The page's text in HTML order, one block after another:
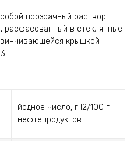
прозрачный раствор
расфасованный в стеклянные
крышкой
йодное число, г I2/100 г
нефтепродуктов